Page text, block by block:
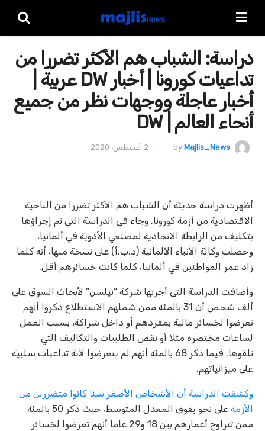
دراسة: الشباب هم الأكثر تضررا من
تداعيات كورونا | أخبار DW عربية |
أخبار عاجلة ووجهات نظر من جميع
أنحاء العالم | DW
by Majlis_News 2 أغسطس، 2020
أظهرت دراسة حديثة أن الشباب هم الأكثر تضررا من الناحية
الاقتصادية من أزمة كورونا. وجاء في الدراسة التي تم إجراؤها
بتكليف من الرابطة الاتحادية لمصنعي الأدوية في ألمانيا،
وحصلت وكالة الأنباء الألمانية (د.ب.أ) على نسخة منها، أنه كلما
زاد عمر المواطنين في ألمانيا، كلما كانت خسائرهم أقل.
وأضافت الدراسة التي أجرتها شركة “نيلسن” لأبحاث السوق على
ألف شخص أن 31 بالمئة ممن شملهم الاستطلاع ذكروا أنهم
تعرضوا لخسائر مالية بمفردهم أو داخل شراكة، بسبب العمل
لساعات مختصرة مثلا أو نقص الطلبيات والتكاليف التي
تلقوها. فيما ذكر 68 بالمئة أنهم لم يتعرضوا لأية تداعيات سلبية
على ميزانياتهم.
وكشفت الدراسة أن الأشخاص الأصغر سنا كانوا متضررين من
الأزمة
على نحو يفوق المعدل المتوسط، حيث ذكر 50 بالمئة
ممن تتراوح أعمارهم بين 18 و29 عاما أنهم تعرضوا لخسائر